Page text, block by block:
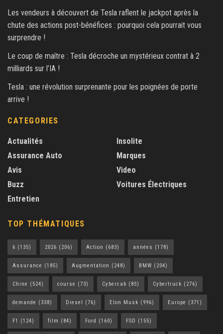
Les vendeurs à découvert de Tesla raflent le jackpot après la
chute des actions post-bénéfices : pourquoi cela pourrait vous
surprendre !
Le coup de maître : Tesla décroche un mystérieux contrat à 2
milliards sur l’IA !
Tesla : une révolution surprenante pour les poignées de porte
arrive !
CATEGORIES
Actualités
Assurance Auto
Avis
Buzz
Entretien
Insolite
Marques
Video
Voitures Électriques
TOP THÉMATIQUES
6 (135) 2026 (206) Action (683) années (178)
Assurance (185) Augmentation (248) BMW (204)
Chine (524) course (73) Cybercab (85) Cybertruck (276)
demande (338) Diesel (76) Elon Musk (996) Europe (371)
F1 (124) film (84) Ford (160) FSD (155)